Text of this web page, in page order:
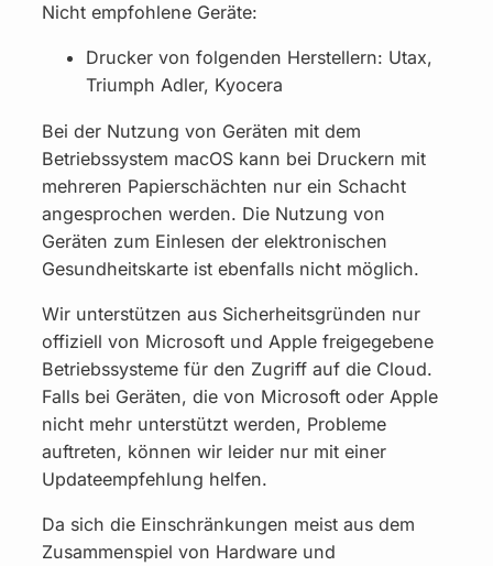
Nicht empfohlene Geräte:
Drucker von folgenden Herstellern: Utax,
Triumph Adler, Kyocera
Bei der Nutzung von Geräten mit dem
Betriebssystem macOS kann bei Druckern mit
mehreren Papierschächten nur ein Schacht
angesprochen werden. Die Nutzung von
Geräten zum Einlesen der elektronischen
Gesundheitskarte ist ebenfalls nicht möglich.
Wir unterstützen aus Sicherheitsgründen nur
offiziell von Microsoft und Apple freigegebene
Betriebssysteme für den Zugriff auf die Cloud.
Falls bei Geräten, die von Microsoft oder Apple
nicht mehr unterstützt werden, Probleme
auftreten, können wir leider nur mit einer
Updateempfehlung helfen.
Da sich die Einschränkungen meist aus dem
Zusammenspiel von Hardware und